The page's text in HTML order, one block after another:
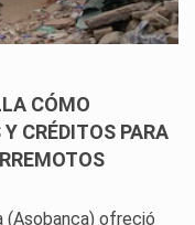
CÓMO
CRÉDITOS PARA
(Asobanca) ofreció